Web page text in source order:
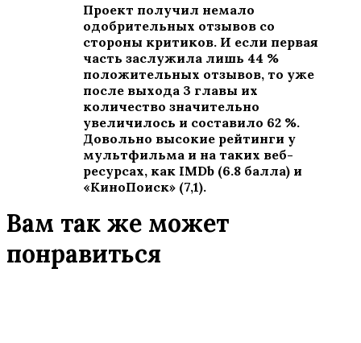
Проект получил немало
одобрительных отзывов со
стороны критиков. И если первая
часть заслужила лишь 44 %
положительных отзывов, то уже
после выхода 3 главы их
количество значительно
увеличилось и составило 62 %.
Довольно высокие рейтинги у
мультфильма и на таких веб-
ресурсах, как IMDb (6.8 балла) и
«КиноПоиск» (7,1).
Вам так же может
понравиться